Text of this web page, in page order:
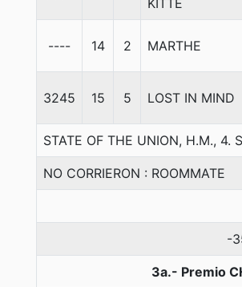
KITTE
---- 14 2 MARTHE
3245 15 5 LOST IN MIND
STATE OF THE UNION, H.M., 4.
NO CORRIERON : ROOMMATE
-
3a.- Premio